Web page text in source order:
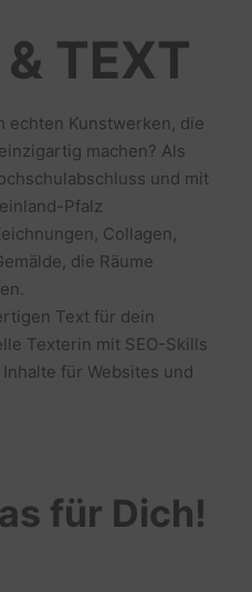
TEXT
echten Kunstwerken, die
machen? Als
und mit
Pfalz
Collagen,
die Räume
Text für dein
Texterin mit SEO-Skills
für Websites und
für Dich!